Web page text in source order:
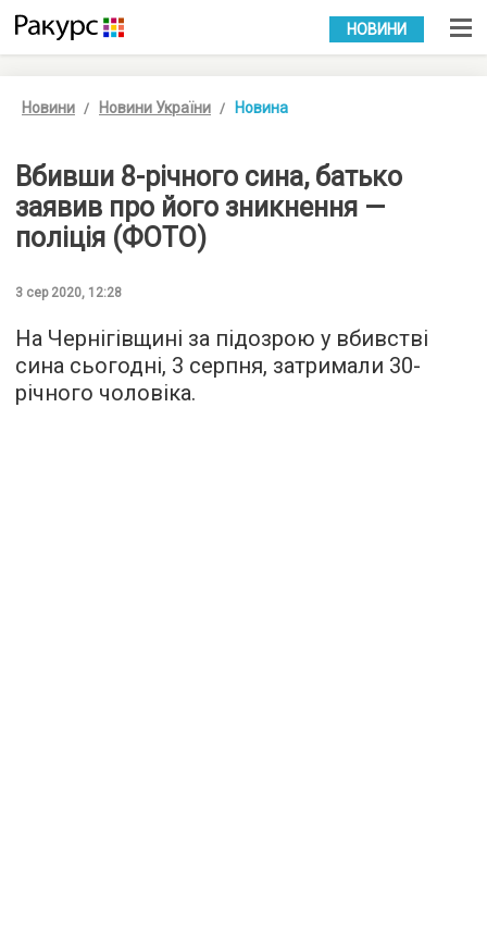
УКР РУС
НОВИНИ
Новини Новини України Новина
Вбивши 8-річного сина, батько
заявив про його зникнення —
поліція (ФОТО)
3 сер 2020, 12:28
На Чернігівщині за підозрою у вбивстві
сина сьогодні, 3 серпня, затримали 30-
річного чоловіка.